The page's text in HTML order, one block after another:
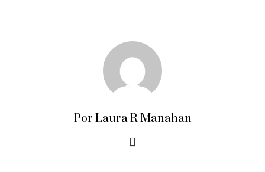
Por Laura R Manahan